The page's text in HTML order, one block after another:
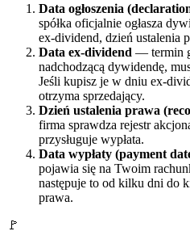
Data ogłoszenia
spółka oficjalnie ogłasza
ex-dividend, dzień ustalenia
Data ex-dividend — termin
nadchodzącą dywidendę,
Jeśli kupisz je w dniu ex-
otrzyma sprzedający.
Dzień ustalenia prawa
firma sprawdza rejestr
przysługuje wypłata.
Data wypłaty (payment
pojawia się na Twoim
następuje to od kilku dni do
prawa.
🚩